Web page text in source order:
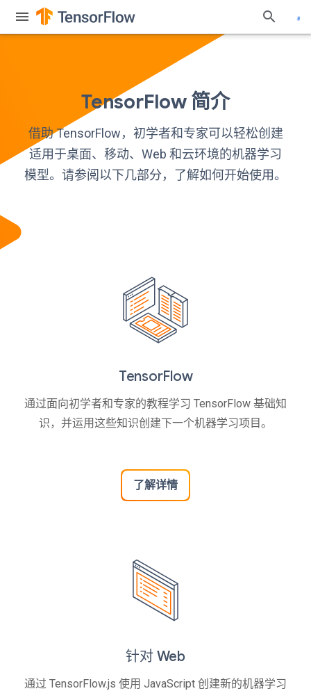
TensorFlow 简介
借助 TensorFlow，初学者和专家可以轻松创建
适用于桌面、移动、Web 和云环境的机器学习
模型。请参阅以下几部分，了解如何开始使用。
TensorFlow
通过面向初学者和专家的教程学习 TensorFlow 基础知
识，并运用这些知识创建下一个机器学习项目。
了解详情
针对 Web
通过 TensorFlow.js 使用 JavaScript 创建新的机器学习